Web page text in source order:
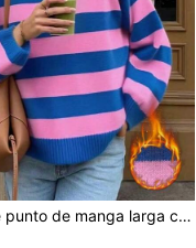
Suéter de punto de manga larga con cuello redondo casual para mujer talla grande, de moda y cálido para otoño/invierno